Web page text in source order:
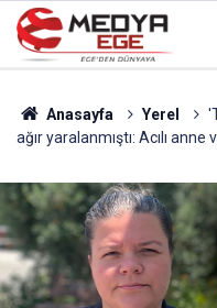
Anasayfa Yerel
ağır yaralanmıştı: Acılı